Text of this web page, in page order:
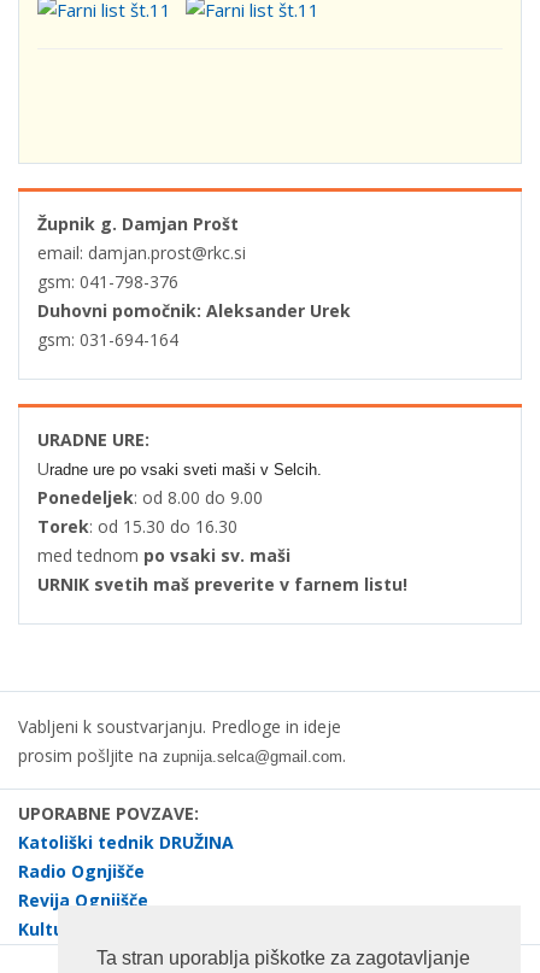
Ta stran uporablja piškotke za zagotavljanje
Župnik g. Damjan Prošt
email: damjan.prost@rkc.si
gsm: 041-798-376
Duhovni pomočnik: Aleksander Urek
gsm: 031-694-164
URADNE URE:
Uradne ure po vsaki sveti maši v Selcih.
Ponedeljek: od 8.00 do 9.00
Torek: od 15.30 do 16.30
med tednom po vsaki sv. maši
URNIK svetih maš preverite v farnem listu!
Vabljeni k soustvarjanju. Predloge in ideje
prosim pošljite na zupnija.selca@gmail.com.
UPORABNE POVZAVE:
Katoliški tednik DRUŽINA
Radio Ognjišče
Revija Ognjišče
Kulturno društvo dr. Janez Evangelist Krek Selca